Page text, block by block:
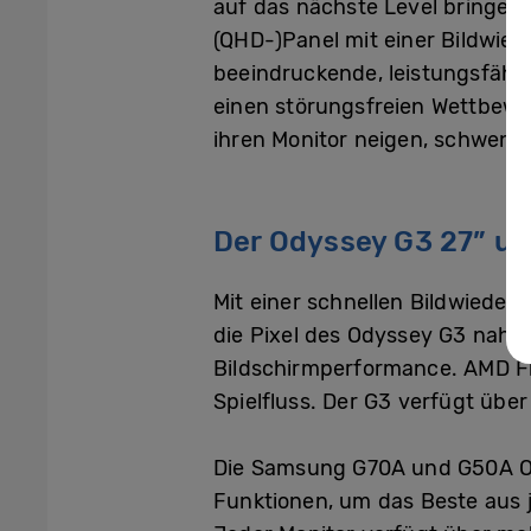
auf das nächste Level bringen
(QHD-)Panel mit einer
beeindruckende,
einen störungsfreien
ihren Monitor neigen,
Der Odyssey G3 27”
Mit einer schnellen
die Pixel des Odyssey G3
Bildschirmperformance. AMD
Spielfluss. Der G3 verfügt
Die Samsung G70A und
Funktionen, um das Beste